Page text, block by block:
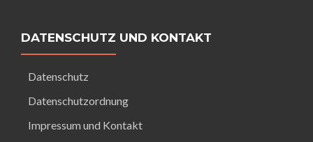
DATENSCHUTZ UND KONTAKT
Datenschutz
Datenschutzordnung
Impressum und Kontakt